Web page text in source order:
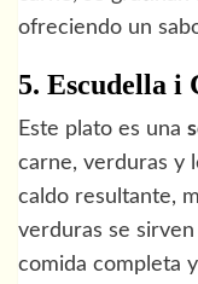
ofreciendo un
5. Escudella i
Este plato es una
carne, verduras y
caldo resultante,
verduras se
comida completa